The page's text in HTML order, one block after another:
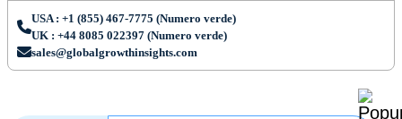
USA : +1 (855) 467-7775 (Numero verde)
UK : +44 8085 022397 (Numero verde)
sales@globalgrowthinsights.com